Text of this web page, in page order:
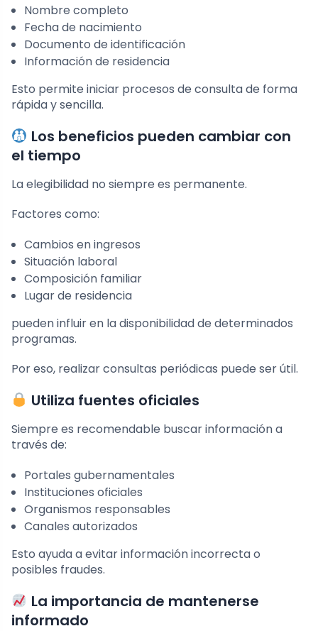
Nombre completo
Fecha de nacimiento
Documento de identificación
Información de residencia
Esto permite iniciar procesos de consulta de forma
rápida y sencilla.
Los beneficios pueden cambiar con
el tiempo
La elegibilidad no siempre es permanente.
Factores como:
Cambios en ingresos
Situación laboral
Composición familiar
Lugar de residencia
pueden influir en la disponibilidad de determinados
programas.
Por eso, realizar consultas periódicas puede ser útil.
Utiliza fuentes oficiales
Siempre es recomendable buscar información a
través de:
Portales gubernamentales
Instituciones oficiales
Organismos responsables
Canales autorizados
Esto ayuda a evitar información incorrecta o
posibles fraudes.
La importancia de mantenerse
informado